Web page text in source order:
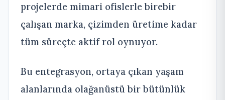
projelerde mimari ofislerle birebir
çalışan marka, çizimden üretime kadar
tüm süreçte aktif rol oynuyor.
Bu entegrasyon, ortaya çıkan yaşam
alanlarında olağanüstü bir bütünlük